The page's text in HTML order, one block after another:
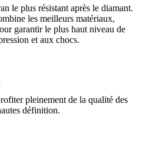
le plus résistant après le diamant.
les meilleurs matériaux,
garantir le plus haut niveau de
et aux chocs.
pleinement de la qualité des
définition.